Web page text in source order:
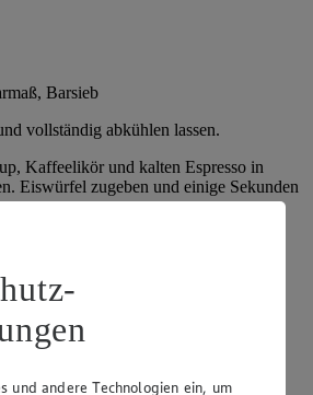
Barsieb
vollständig abkühlen lassen.
Kaffeelikör und kalten Espresso in
Eiswürfel zugeben und einige Sekunden
Erwachsenen laut
und andere Technologien ein, um